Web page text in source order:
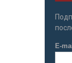
E-